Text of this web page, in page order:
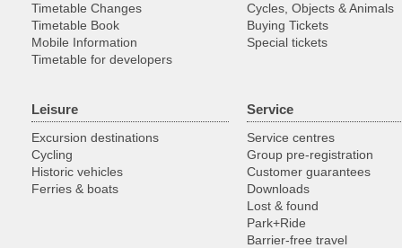
Timetable Changes
Timetable Book
Mobile Information
Timetable for developers
Cycles, Objects & Animals
Buying Tickets
Special tickets
Leisure
Excursion destinations
Cycling
Historic vehicles
Ferries & boats
Service
Service centres
Group pre-registration
Customer guarantees
Downloads
Lost & found
Park+Ride
Barrier-free travel